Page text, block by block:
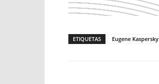
ETIQUETAS Eugene Kaspersky